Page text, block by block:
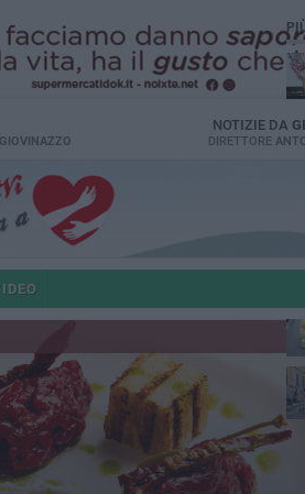
GIOVINAZZO
NOTIZIE DA
DIRETTORE
4